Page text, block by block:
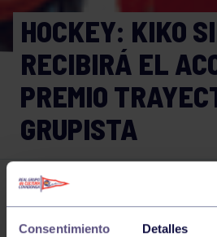
Consentimiento Detalles
HOCKEY: KIKO
RECIBIRÁ EL
PREMIO
GRUPISTA
Comparte